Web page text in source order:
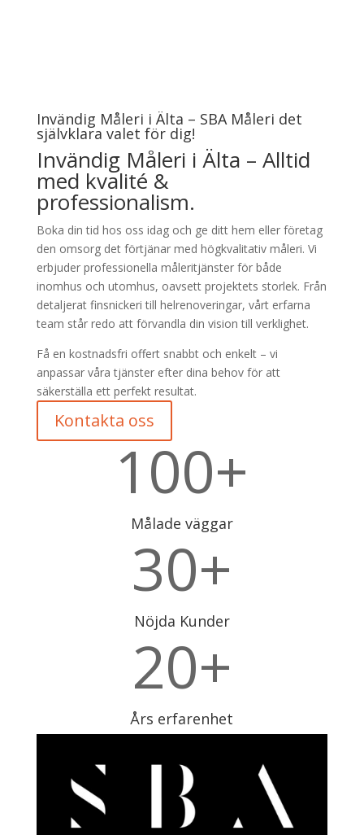
Invändig Måleri i Älta – SBA Måleri det
självklara valet för dig!
Invändig Måleri i Älta – Alltid
med kvalité &
professionalism.
Boka din tid hos oss idag och ge ditt hem eller företag
den omsorg det förtjänar med högkvalitativ måleri. Vi
erbjuder professionella måleritjänster för både
inomhus och utomhus, oavsett projektets storlek. Från
detaljerat finsnickeri till helrenoveringar, vårt erfarna
team står redo att förvandla din vision till verklighet.
Få en kostnadsfri offert snabbt och enkelt – vi
anpassar våra tjänster efter dina behov för att
säkerställa ett perfekt resultat.
Kontakta oss
100+
Målade väggar
30+
Nöjda Kunder
20+
Års erfarenhet